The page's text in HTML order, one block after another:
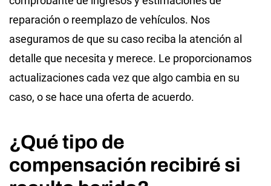
reparación o reemplazo de vehículos. Nos
aseguramos de que su caso reciba la atención al
detalle que necesita y merece. Le proporcionamos
actualizaciones cada vez que algo cambia en su
caso, o se hace una oferta de acuerdo.
¿Qué tipo de
compensación recibiré si